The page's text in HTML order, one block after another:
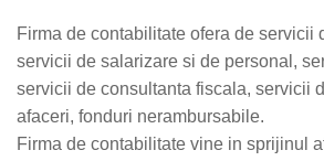
Firma de contabilitate ofera de servicii
servicii de salarizare si de personal,
servicii de consultanta fiscala, servicii
afaceri, fonduri nerambursabile.
Firma de contabilitate vine in sprijinul